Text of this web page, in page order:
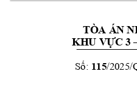
TÒA ÁN
KHU VỰC 3
Số: 115/2025/